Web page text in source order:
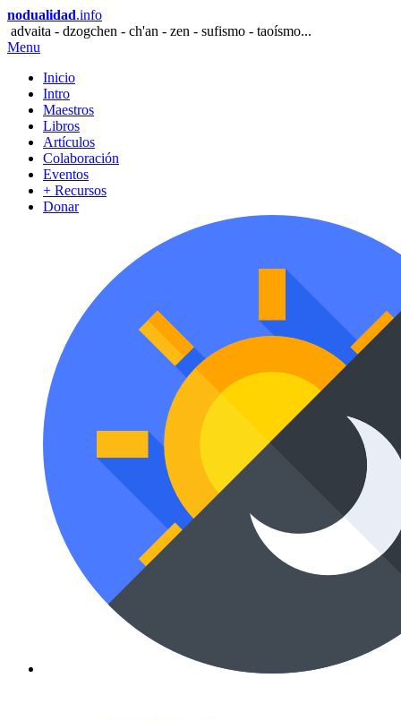
nodualidad.info
advaita - dzogchen - ch'an - zen - sufismo - taoísmo...
Menu
Inicio
Intro
Maestros
Libros
Artículos
Colaboración
Eventos
+ Recursos
Donar